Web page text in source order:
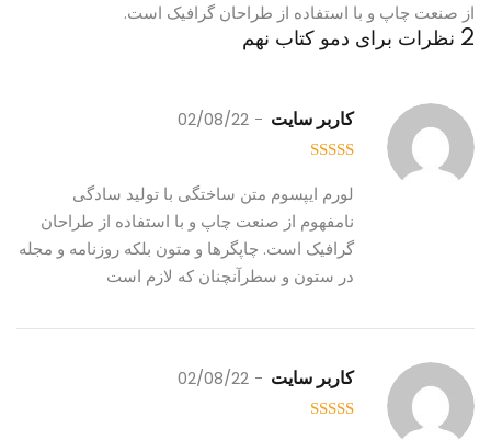
از صنعت چاپ و با استفاده از طراحان گرافیک است.
2 نظرات برای دمو کتاب نهم
کاربر سایت 02/08/22
لورم ایپسوم متن ساختگی با تولید سادگی
نامفهوم از صنعت چاپ و با استفاده از طراحان
گرافیک است. چاپگرها و متون بلکه روزنامه و مجله
در ستون و سطرآنچنان که لازم است
کاربر سایت 02/08/22